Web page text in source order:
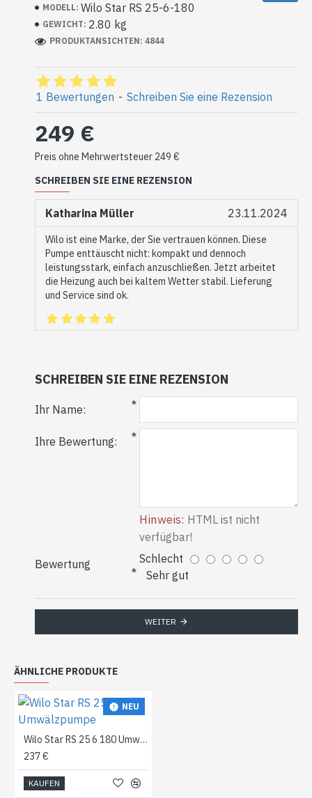
MODELL: Wilo Star RS 25-6-180
GEWICHT: 2.80 kg
PRODUKTANSICHTEN: 4844
1 Bewertungen - Schreiben Sie eine Rezension
249 €
Preis ohne Mehrwertsteuer 249 €
SCHREIBEN SIE EINE REZENSION
Katharina Müller 23.11.2024
Wilo ist eine Marke, der Sie vertrauen können. Diese
Pumpe enttäuscht nicht: kompakt und dennoch
leistungsstark, einfach anzuschließen. Jetzt arbeitet
die Heizung auch bei kaltem Wetter stabil. Lieferung
und Service sind ok.
SCHREIBEN SIE EINE REZENSION
Ihr Name:
Ihre Bewertung:
Hinweis: HTML ist nicht
verfügbar!
Bewertung
Schlecht
Sehr gut
WEITER
ÄHNLICHE PRODUKTE
NEU
Wilo Star RS 25 6 180 Umwälzpumpe
237 €
KAUFEN